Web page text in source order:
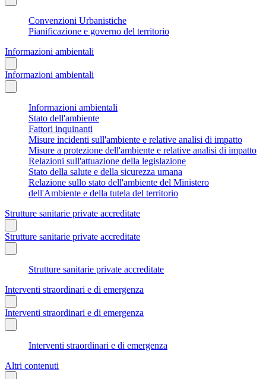
Convenzioni Urbanistiche
Pianificazione e governo del territorio
Informazioni ambientali
Informazioni ambientali
Informazioni ambientali
Stato dell'ambiente
Fattori inquinanti
Misure incidenti sull'ambiente e relative analisi di impatto
Misure a protezione dell'ambiente e relative analisi di impatto
Relazioni sull'attuazione della legislazione
Stato della salute e della sicurezza umana
Relazione sullo stato dell'ambiente del Ministero
dell'Ambiente e della tutela del territorio
Strutture sanitarie private accreditate
Strutture sanitarie private accreditate
Strutture sanitarie private accreditate
Interventi straordinari e di emergenza
Interventi straordinari e di emergenza
Interventi straordinari e di emergenza
Altri contenuti